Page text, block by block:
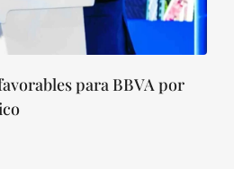
para BBVA por